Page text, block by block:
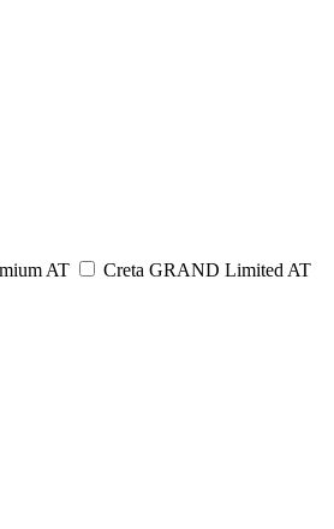
AT Creta GRAND Limited AT